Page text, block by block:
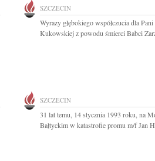
SZCZECIN
Wyrazy głębokiego współczucia dla
Kukowskiej z powodu śmierci Babci
SZCZECIN
31 lat temu, 14 stycznia 1993 roku, na
Bałtyckim w katastrofie promu m/f Jan